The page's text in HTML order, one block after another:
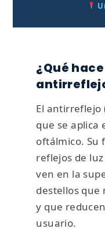
¿Qué
El antirreflejo
que se aplica
oftálmico. Su
reflejos de
ven en la
destellos
y que
usuario.